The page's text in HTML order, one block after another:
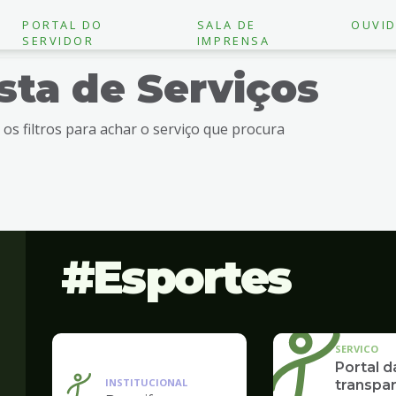
PORTAL DO
SERVIDOR
SALA DE
IMPRENSA
de Serviços
os filtros para achar o serviço que procura
Esportes
INSTITUCIONAL
SERVICO
Portal